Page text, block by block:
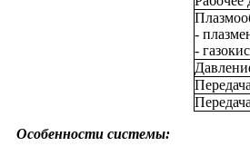
-
-
Особенности системы: